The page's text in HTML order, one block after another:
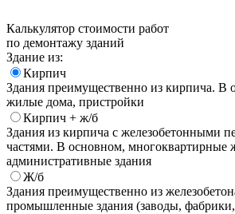
Калькулятор стоимости работ
по демонтажу зданий
Здание из:
Кирпич
Здания преимущественно из кирпича. В
жилые дома, пристройки
Кирпич + ж/б
Здания из кирпича с железобетонными
частями. В основном, многоквартирные
административные здания
Ж/б
Здания преимущественно из
промышленные здания (заводы,